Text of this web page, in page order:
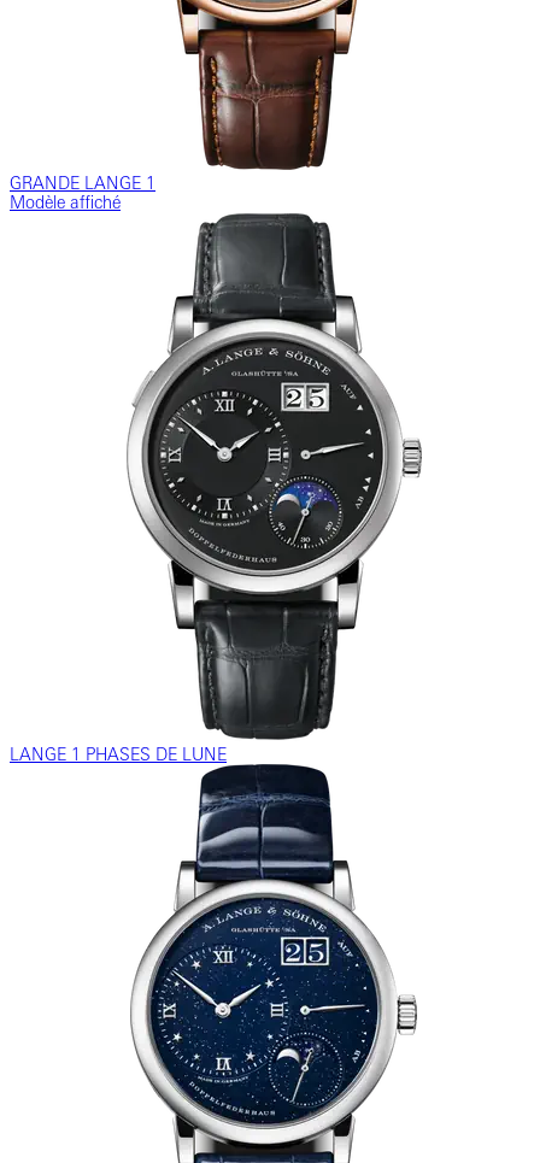
GRANDE LANGE 1
Modèle affiché
LANGE 1 PHASES DE LUNE